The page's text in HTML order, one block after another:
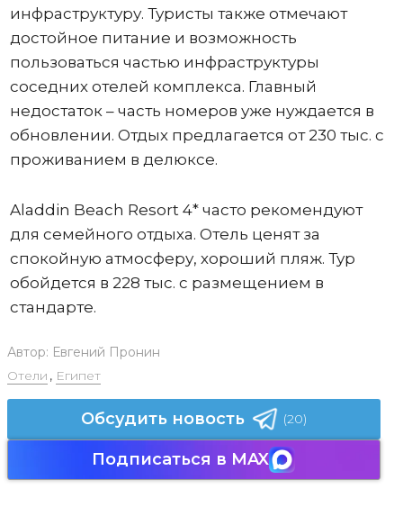
инфраструктуру. Туристы также отмечают
достойное питание и возможность
пользоваться частью инфраструктуры
соседних отелей комплекса. Главный
недостаток – часть номеров уже нуждается в
обновлении. Отдых предлагается от 230 тыс. с
проживанием в делюксе.
Aladdin Beach Resort 4* часто рекомендуют
для семейного отдыха. Отель ценят за
спокойную атмосферу, хороший пляж. Тур
обойдется в 228 тыс. с размещением в
стандарте.
Автор: Евгений Пронин
Отели , Египет
Обсудить новость (20)
Подписаться в MAX